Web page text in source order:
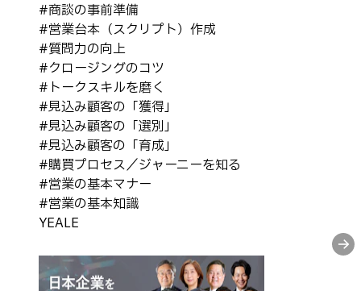
#商談の事前準備
#営業台本（スクリプト）作成
#質問力の向上
#クロージングのコツ
# トークスキルを磨く
#見込み顧客の「獲得」
#見込み顧客の「選別」
#見込み顧客の「育成」
#購買プロセス／ジャーニーを知る
#営業の基本マナー
#営業の基本知識
YEALE